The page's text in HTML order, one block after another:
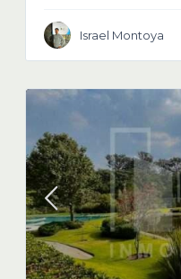
Israel Montoya